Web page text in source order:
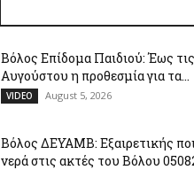
Βόλος Επίδομα Παιδιού: Έως
Αυγούστου η προθεσμία για τα...
VIDEO August 5, 2026
Βόλος ΔΕΥΑΜΒ: Εξαιρετικής
νερά στις ακτές του Βόλου